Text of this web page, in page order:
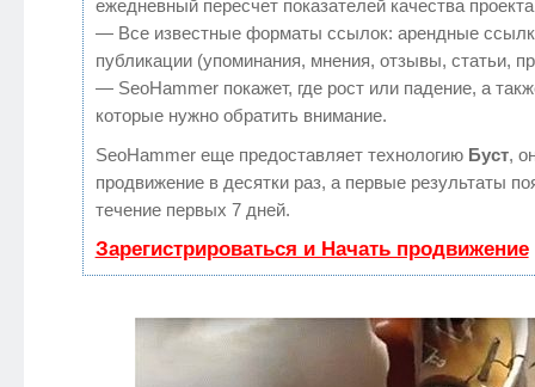
ежедневный пересчет показателей качества
— Все известные форматы ссылок: арендные
публикации (упоминания, мнения, отзывы, статьи,
— SeoHammer покажет, где рост или падение, а
которые нужно обратить внимание.
SeoHammer еще предоставляет технологию Буст,
продвижение в десятки раз, а первые результаты
течение первых 7 дней.
Зарегистрироваться и Начать продвижение